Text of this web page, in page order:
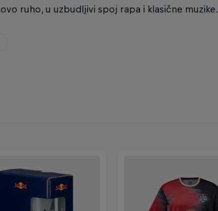
ruho, u uzbudljivi spoj rapa i klasične muzike.